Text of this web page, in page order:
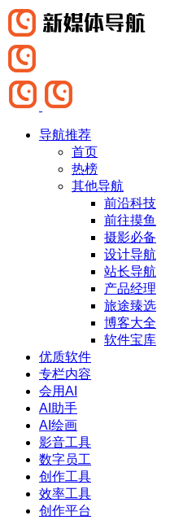
导航推荐
首页
热榜
其他导航
前沿科技
前往摸鱼
摄影必备
设计导航
站长导航
产品经理
旅途臻选
博客大全
软件宝库
优质软件
专栏内容
会用AI
AI助手
AI绘画
影音工具
数字员工
创作工具
效率工具
创作平台